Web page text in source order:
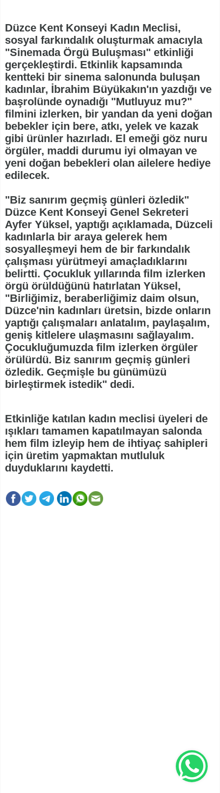
Düzce Kent Konseyi Kadın Meclisi,
sosyal farkındalık oluşturmak amacıyla
"Sinemada Örgü Buluşması" etkinliği
gerçekleştirdi. Etkinlik kapsamında
kentteki bir sinema salonunda buluşan
kadınlar, İbrahim Büyükakın'ın yazdığı ve
başrolünde oynadığı "Mutluyuz mu?"
filmini izlerken, bir yandan da yeni doğan
bebekler için bere, atkı, yelek ve kazak
gibi ürünler hazırladı. El emeği göz nuru
örgüler, maddi durumu iyi olmayan ve
yeni doğan bebekleri olan ailelere hediye
edilecek.
"Biz sanırım geçmiş günleri özledik"
Düzce Kent Konseyi Genel Sekreteri
Ayfer Yüksel, yaptığı açıklamada, Düzceli
kadınlarla bir araya gelerek hem
sosyalleşmeyi hem de bir farkındalık
çalışması yürütmeyi amaçladıklarını
belirtti. Çocukluk yıllarında film izlerken
örgü örüldüğünü hatırlatan Yüksel,
"Birliğimiz, beraberliğimiz daim olsun,
Düzce'nin kadınları üretsin, bizde onların
yaptığı çalışmaları anlatalım, paylaşalım,
geniş kitlelere ulaşmasını sağlayalım.
Çocukluğumuzda film izlerken örgüler
örülürdü. Biz sanırım geçmiş günleri
özledik. Geçmişle bu günümüzü
birleştirmek istedik" dedi.
Etkinliğe katılan kadın meclisi üyeleri de
ışıkları tamamen kapatılmayan salonda
hem film izleyip hem de ihtiyaç sahipleri
için üretim yapmaktan mutluluk
duyduklarını kaydetti.